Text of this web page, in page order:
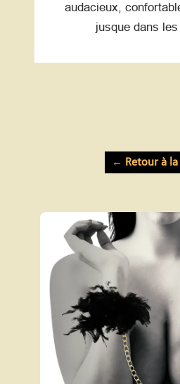
audacieux,
jusque dans
← Retour à